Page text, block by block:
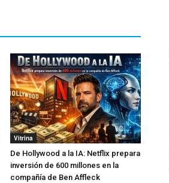
Vitrina
De Hollywood a la IA: Netflix prepara
inversión de 600 millones en la
compañía de Ben Affleck